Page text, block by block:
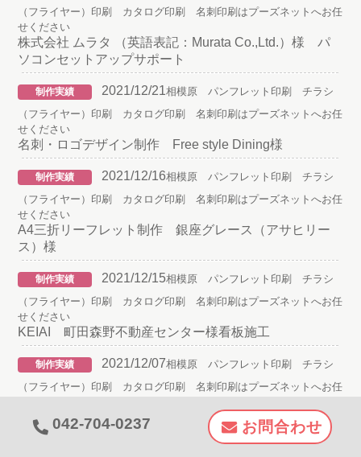
（フライヤー）印刷 カタログ印刷 名刺印刷はプーズネットへお任
せください
株式会社 ムラタ （英語表記：Murata Co.,Ltd.）様 パ
ソコンセットアップサポート
制作実績 2021/12/21相模原 パンフレット印刷 チラシ
（フライヤー）印刷 カタログ印刷 名刺印刷はプーズネットへお任
せください
名刺・ロゴデザイン制作 Free style Dining様
制作実績 2021/12/16相模原 パンフレット印刷 チラシ
（フライヤー）印刷 カタログ印刷 名刺印刷はプーズネットへお任
せください
A4三折リーフレット制作 銀座グレース（アサヒリー
ス）様
制作実績 2021/12/15相模原 パンフレット印刷 チラシ
（フライヤー）印刷 カタログ印刷 名刺印刷はプーズネットへお任
せください
KEIAI 町田森野不動産センター様看板施工
制作実績 2021/12/07相模原 パンフレット印刷 チラシ
（フライヤー）印刷 カタログ印刷 名刺印刷はプーズネットへお任
名刺制作 Location様
042-704-0237 お問合わせ